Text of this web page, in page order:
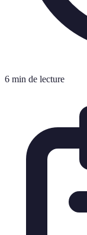
6 min de lecture